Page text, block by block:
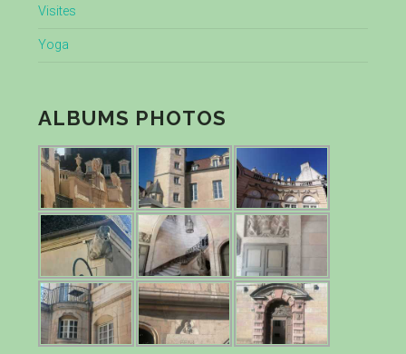
Visites
Yoga
ALBUMS PHOTOS